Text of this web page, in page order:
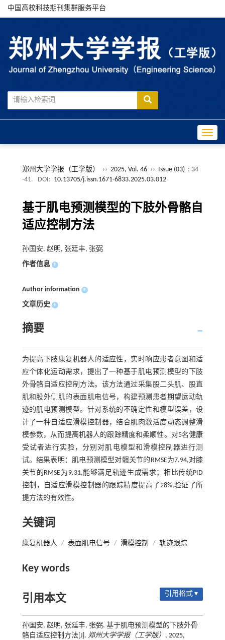
中国高校科技期刊集群服务平台
郑州大学学报（工学版） ›› 2025, Vol. 46 ›› Issue (03) : 34
-41.
DOI: 10.13705/j.issn.1671-6833.2025.03.012
基于肌电预测模型的下肢外骨骼自
适应控制方法
孙国安, 赵明, 张廷丰, 张弼
作者信息 +
Author information +
文章历史 +
摘要
为提高下肢康复机器人的适应性，实时响应患者意图和适
应个体化运动需求，提出了一种基于肌电预测模型的下肢
外骨骼自适应控制方法。该方法通过采集股二头肌、股直
肌和股外侧肌的表面肌电信号，构建预测患者期望运动轨
迹的肌电预测模型。针对系统的不确定性和模型误差，设
计了一种自适应滑模控制器，结合肌肉激活度动态调整滑
模参数，从而提高机器人的跟踪精度和柔顺性。对5名健康
受试者进行实验，分别对肌电模型和滑模控制器进行测
试。结果表明：肌电预测模型对髋关节的RMSE为7.94,对膝
关节的RMSE为9.31,能够满足轨迹生成需求；相比传统PID
控制，自适应滑模控制器的跟踪精度提高了28%,验证了所
提方法的有效性。
关键词
康复机器人 / 表面肌电信号 / 滑模控制 / 轨迹跟踪
Key words
引用本文 引用格式 ▾
孙国安, 赵明, 张廷丰, 张弼. 基于肌电预测模型的下肢外骨
骼自适应控制方法[J]. 郑州大学学报（工学版） , 2025,